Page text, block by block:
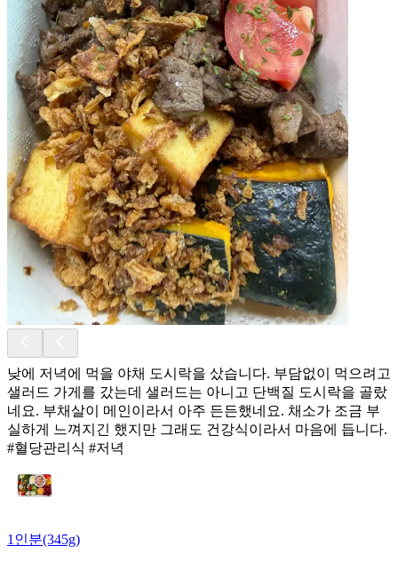
낮에 저녁에 먹을 야채 도시락을 샀습니다. 부담없이 먹으려고
샐러드 가게를 갔는데 샐러드는 아니고 단백질 도시락을 골랐
네요. 부채살이 메인이라서 아주 든든했네요. 채소가 조금 부
실하게 느껴지긴 했지만 그래도 건강식이라서 마음에 듭니다.
#혈당관리식 #저녁
1인분(345g)